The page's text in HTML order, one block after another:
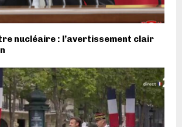
nucléaire : l’avertissement clair